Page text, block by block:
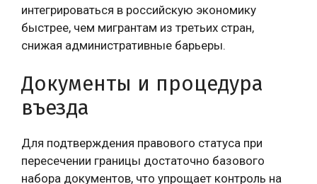
интегрироваться в российскую экономику
быстрее, чем мигрантам из третьих стран,
снижая административные барьеры.
Документы и процедура
въезда
Для подтверждения правового статуса при
пересечении границы достаточно базового
набора документов, что упрощает контроль на